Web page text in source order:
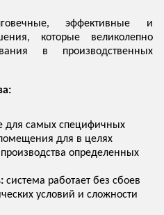
эффективные и
которые великолепно
в производственных
для самых специфичных
для в целях
определенных
система работает без сбоев
условий и сложности